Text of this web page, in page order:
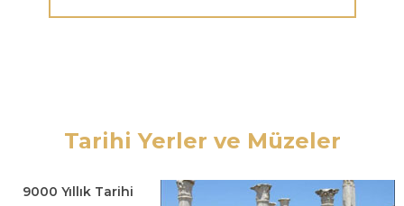
Tarihi Yerler ve Müzeler
9000 Yıllık Tarihi